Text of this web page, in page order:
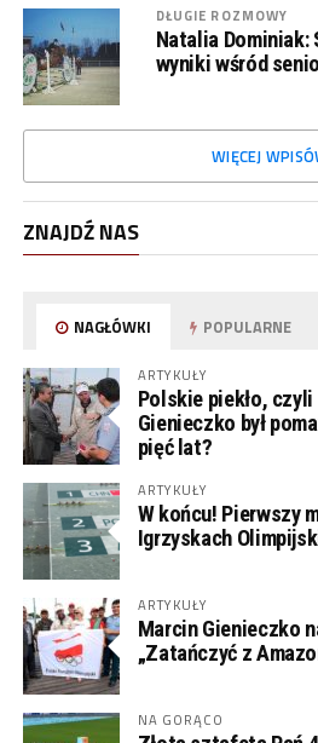
DŁUGIE ROZMOWY
Natalia Dominiak:
wyniki wśród
WIĘCEJ
ZNAJDŹ NAS
NAGŁÓWKI POPULARNE
ARTYKUŁY
Polskie piekło,
Gienieczko był
pięć lat?
ARTYKUŁY
W końcu! Pierwszy
Igrzyskach
ARTYKUŁY
Marcin Gienieczko
„Zatańczyć z
NA GORĄCO